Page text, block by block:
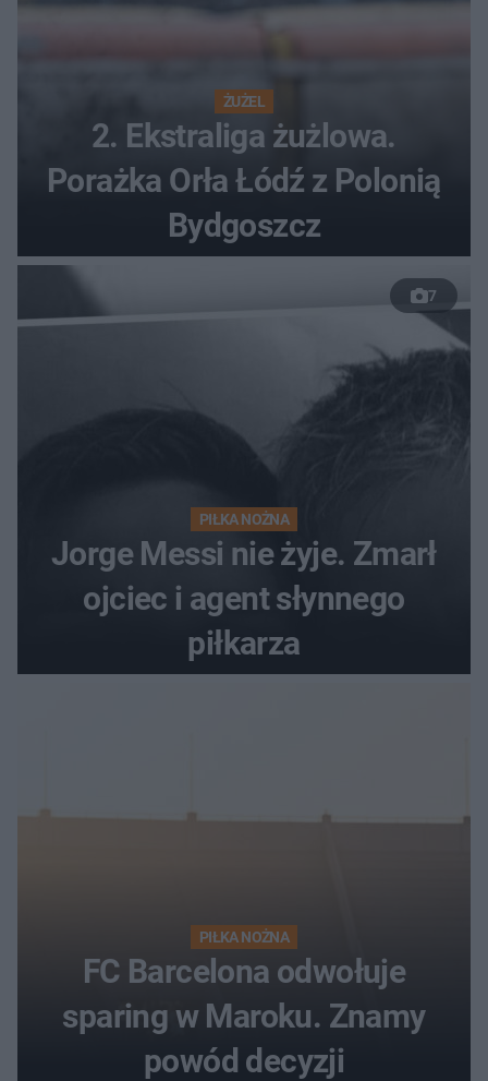
ŻUŻEL
2. Ekstraliga żużlowa.
Porażka Orła Łódź z Polonią
Bydgoszcz
7
PIŁKA NOŻNA
Jorge Messi nie żyje. Zmarł
ojciec i agent słynnego
piłkarza
PIŁKA NOŻNA
FC Barcelona odwołuje
sparing w Maroku. Znamy
powód decyzji